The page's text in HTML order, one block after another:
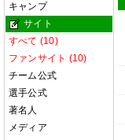
キャンプ
サイト
すべて (10)
ファンサイト (10)
チーム公式
選手公式
著名人
メディア